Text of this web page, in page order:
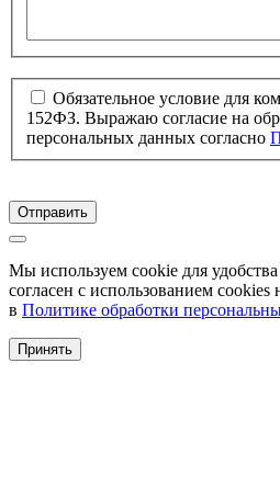
Обязательное условие для
152ФЗ. Выражаю согласие на
персональных данных согласно
Отправить
Мы используем cookie для
согласен с использованием
в Политике обработки
Принять